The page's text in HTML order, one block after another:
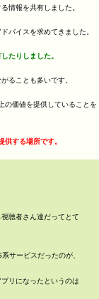
情報を共有しました。
バイスを求めてきました。
たりしました。
ることも多いです。
の価値を提供していることを
する場所です。
聴者さん達だってとて
サービスだったのが、
リになったというのは